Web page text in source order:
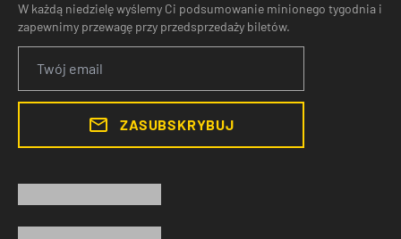
W każdą niedzielę wyślemy Ci podsumowanie minionego tygodnia i
zapewnimy przewagę przy przedsprzedaży biletów.
ZASUBSKRYBUJ